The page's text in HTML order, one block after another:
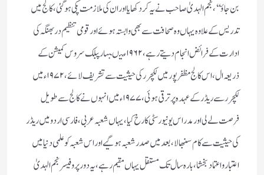
بن جاؤ‘‘، نجم الہدیٰ صاحب نے یہ کر دکھایا اور ان کی ملازمت پکی ہو گئی ، کالج میں
تدریس کے علاوہ یہاں وہ صحافت سے بھی وابستہ ہوئے اور قومی تنظیم دربھنگہ کی
ادارت کے فرائض انجام دیتے رہے ، ۱۹۶۲ء میںبہار پبلک سروس کمیشن کے
ذریعہ ال، اس کالج مظفر پور میں لکچررکی حیثیت سے تشریف لائے، ۱۹۷۲ء میں
لکچرر سے ریڈر کے عہدہ پر ترقی ہوئی، ۱۹۷۷ء میں انہوں نے کالج سے طویل
فرصت لے لی اور مدراس یونیورسٹی کا رخ کیا، یہاں شعبہ عربی ، فارسی اردو میں ریڈر
کی حیثیت سے کام سنبھالا، بعد میں صدر شعبہ ہو گیے اور اس شعبہ کو علمی دنیا میں
اعتبار واعتماد بخشا ، بارہ سال تک مستقل یہاں مقیم رہے ، یہ دور پروفیسر نجم الہدیٰ